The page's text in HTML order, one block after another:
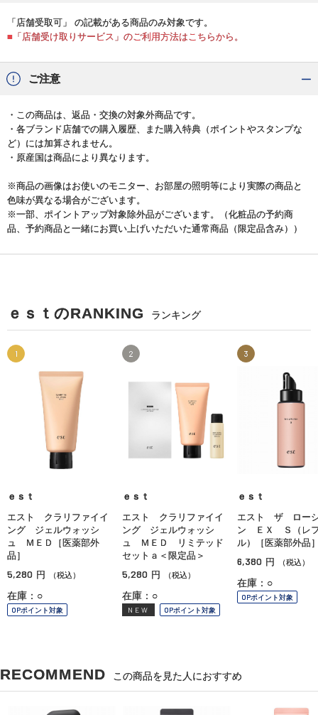
「店舗受取可」 の記載がある商品のみ対象です。
■「店舗受け取りサービス」のご利用方法はこちらから。
ご注意
・この商品は、返品・交換の対象外商品です。
・各ブランド店舗での購入履歴、また購入特典（ポイントやスタンプな
ど）には加算されません。
・原産国は商品により異なります。
※商品の画像はお使いのモニター、お部屋の照明等により実際の商品と
色味が異なる場合がございます。
※一部、ポイントアップ対象除外品がございます。（化粧品の予約商
品、予約商品と一緒にお買い上げいただいた通常商品（限定品含み））
ｅｓｔのRANKING ランキング
1
ｅｓｔ
エスト クラリファイイ
ング ジェルウォッシ
ュ ＭＥＤ［医薬部外
品］
5,280 円 （税込）
在庫：○
OPポイント対象
2
ｅｓｔ
エスト クラリファイイ
ング ジェルウォッシ
ュ ＭＥＤ リミテッド
セットａ＜限定品＞
5,280 円 （税込）
在庫：○
NEW OPポイント対象
3
ｅｓｔ
エスト ザ ロー
ン ＥＸ Ｓ（レ
ル）［医薬部外品
6,380 円 （税込）
在庫：○
OPポイント対象
RECOMMEND この商品を見た人におすすめ